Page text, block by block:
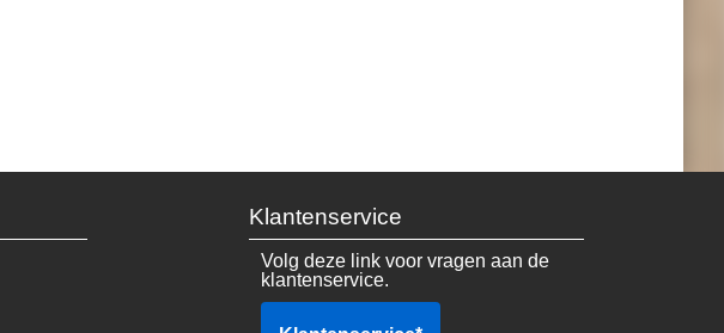
Klantenservice
Volg deze link voor vragen aan de
klantenservice.